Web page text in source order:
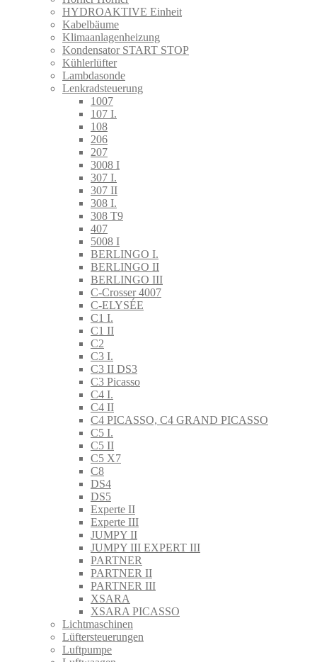
HYDROAKTIVE Einheit
Kabelbäume
Klimaanlagenheizung
Kondensator START STOP
Kühlerlüfter
Lambdasonde
Lenkradsteuerung
1007
107 I.
108
206
207
3008 I
307 I.
307 II
308 I.
308 T9
407
5008 I
BERLINGO I.
BERLINGO II
BERLINGO III
C-Crosser 4007
C-ELYSÉE
C1 I.
C1 II
C2
C3 I.
C3 II DS3
C3 Picasso
C4 I.
C4 II
C4 PICASSO, C4 GRAND PICASSO
C5 I.
C5 II
C5 X7
C8
DS4
DS5
Experte II
Experte III
JUMPY II
JUMPY III EXPERT III
PARTNER
PARTNER II
PARTNER III
XSARA
XSARA PICASSO
Lichtmaschinen
Lüftersteuerungen
Luftpumpe